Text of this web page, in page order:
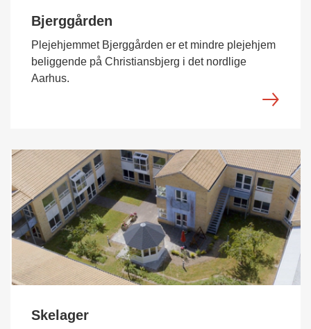
Bjerggården
Plejehjemmet Bjerggården er et mindre plejehjem
beliggende på Christiansbjerg i det nordlige
Aarhus.
Skelager